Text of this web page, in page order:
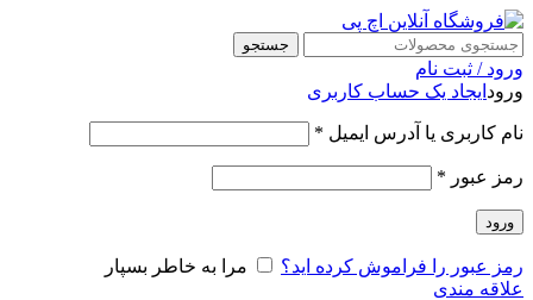
جستجو
ورود / ثبت نام
ورود ایجاد یک حساب کاربری
نام کاربری یا آدرس ایمیل *
رمز عبور *
ورود
رمز عبور را فراموش کرده اید؟
مرا به خاطر بسپار
علاقه مندی